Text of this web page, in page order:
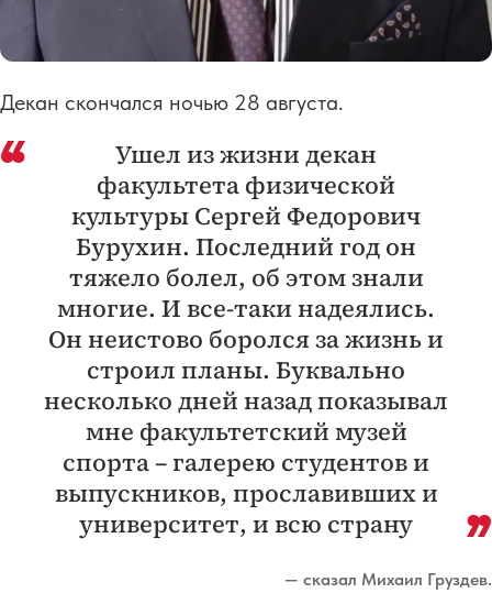
Декан скончался ночью 28 августа.
Ушел из жизни декан
факультета физической
культуры Сергей Федорович
Бурухин. Последний год он
тяжело болел, об этом знали
многие. И все-таки надеялись.
Он неистово боролся за жизнь и
строил планы. Буквально
несколько дней назад показывал
мне факультетский музей
спорта – галерею студентов и
выпускников, прославивших и
университет, и всю страну
— сказал Михаил Груздев.